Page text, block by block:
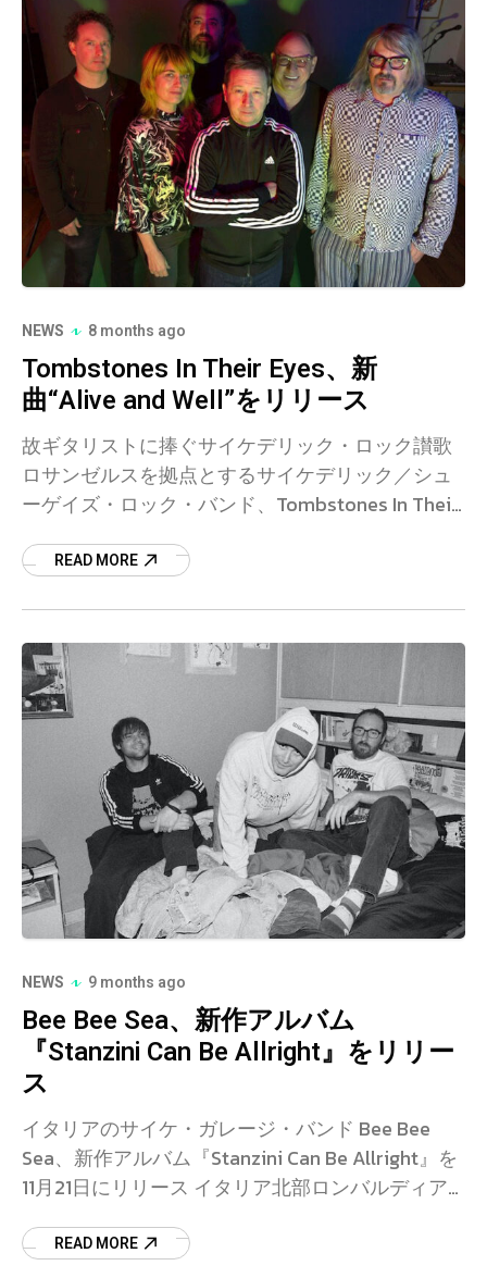
NEWS 8 months ago
Tombstones In Their Eyes、新
曲“Alive and Well”をリリース
故ギタリストに捧ぐサイケデリック・ロック讃歌
ロサンゼルスを拠点とするサイケデリック／シュ
ーゲイズ・ロック・バンド、Tombstones In Their
READ MORE
NEWS 9 months ago
Bee Bee Sea、新作アルバム
『Stanzini Can Be Allright』をリリー
ス
イタリアのサイケ・ガレージ・バンド Bee Bee
Sea、新作アルバム『Stanzini Can Be Allright』を
11月21日にリリース イタリア北部ロンバルディア
READ MORE